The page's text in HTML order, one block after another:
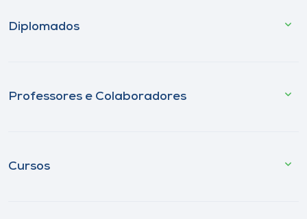
Diplomados
Professores e Colaboradores
Cursos